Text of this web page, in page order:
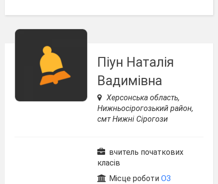
Піун Наталія
Вадимівна
Херсонська область,
Нижньосірогозький район,
смт Нижні Сірогози
вчитель початкових
класів
Місце роботи ОЗ